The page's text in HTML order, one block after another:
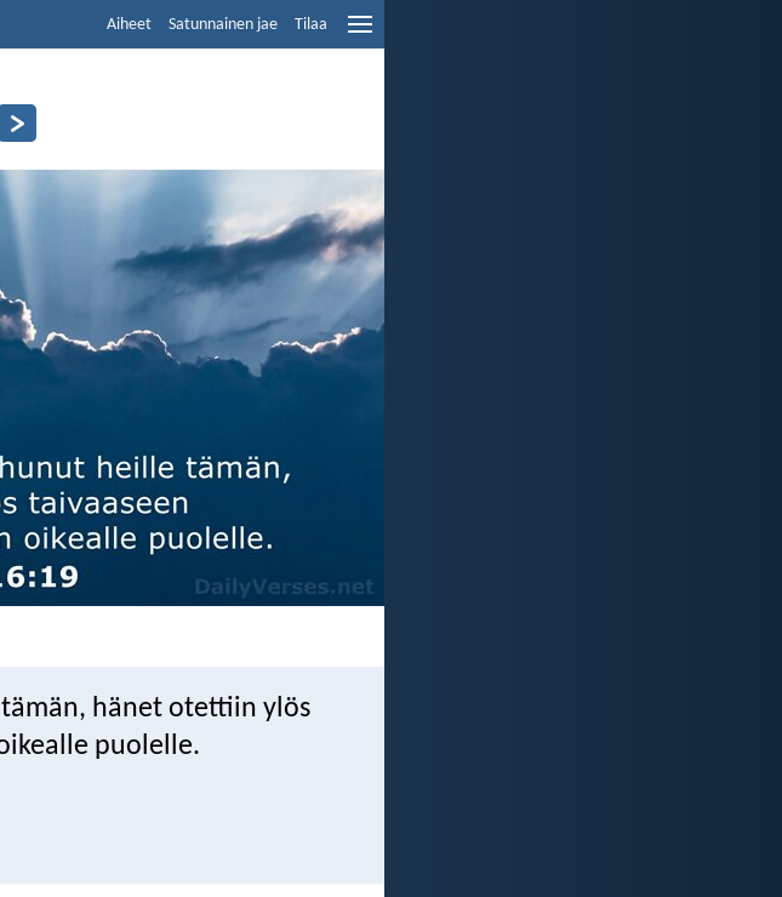
Aiheet Satunnainen jae Tilaa
hänet otettiin ylös
puolelle.